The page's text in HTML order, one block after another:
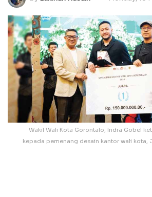
Wakil Wali Kota Gorontalo, Indra Gobel
kepada pemenang desain kantor wali kota,